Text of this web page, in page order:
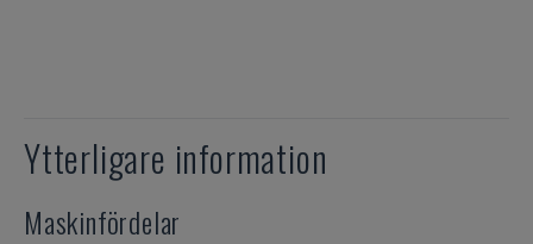
Ytterligare information
Maskinfördelar